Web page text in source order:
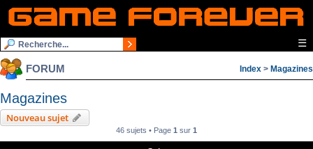
☰
FORUM Index > Magazines
Magazines
Nouveau sujet
46 sujets • Page 1 sur 1